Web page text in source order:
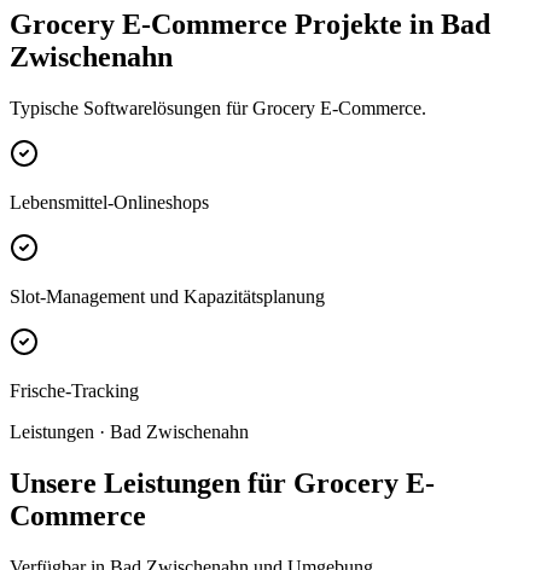
Grocery E-Commerce Projekte in Bad
Zwischenahn
Typische Softwarelösungen für Grocery E-Commerce.
Lebensmittel-Onlineshops
Slot-Management und Kapazitätsplanung
Frische-Tracking
Leistungen · Bad Zwischenahn
Unsere Leistungen für Grocery E-
Commerce